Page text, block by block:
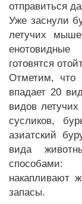
отправиться
Уже заснули
летучих
готовятся
Отметим, что
впадает 20
видов
сусликов,
азиатский
вида
способами:
накапливают
запасы.